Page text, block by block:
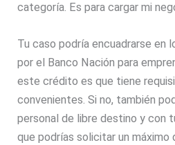
categoría. Es para cargar mi
Tu caso podría encuadrarse en
por el Banco Nación para
este crédito es que tiene
convenientes. Si no, también
personal de libre destino y con
que podrías solicitar un máximo